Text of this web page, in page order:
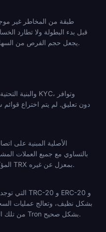
يجعل حجم الفرص من السهل المبالغة في الرهان. تعامل مع كل رهان كقرار مستقل بدلاً من كونه جزءًا من تسلسل استرداد. إذا توقفت المراهنة عن أن تكون ممتعة، خذ قسطًا من الراحة.
منتجها الأساسي وليس ميزة ثانوية. مزيج من التسجيل بدون KYC، والوصول الأصلي للمحفظة، وأهلية TRX المؤكدة عبر العروض الترويجية هو ما يميزه، وليس دعم TRX بمعزل عن غيره.
المنصة فوق تكاليف شبكة Tron المنخفضة بالفعل. المنصة التي تدعم 40 سلسلة ليست بالضرورة أفضل لمراهن TRX من تلك التي تدعم 20 إذا كانت كلتاهما تتعامل مع Tron بشكل صحيح.